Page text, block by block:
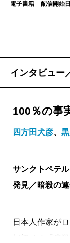
電子書籍 配信開始日
インタビュー
100％の事
四方田犬彦、
サンクトペテ
発見／暗殺の
日本人作家が